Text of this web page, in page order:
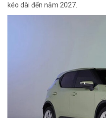
kéo dài đến năm 2027.